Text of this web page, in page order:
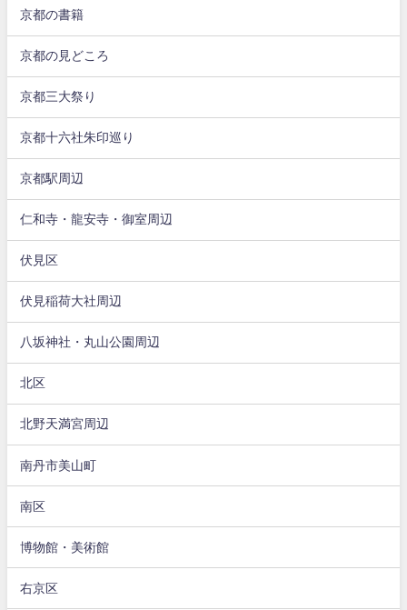
京都の書籍
京都の見どころ
京都三大祭り
京都十六社朱印巡り
京都駅周辺
仁和寺・龍安寺・御室周辺
伏見区
伏見稲荷大社周辺
八坂神社・丸山公園周辺
北区
北野天満宮周辺
南丹市美山町
南区
博物館・美術館
右京区